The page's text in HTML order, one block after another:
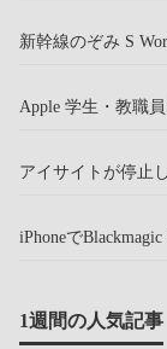
新幹線のぞみ S
Apple 学生・教職
アイサイトが停止
iPhoneで
1週間の人気記事